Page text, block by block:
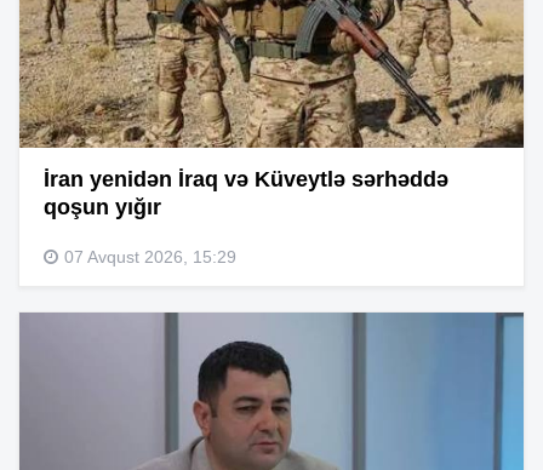
İran yenidən İraq və Küveytlə sərhəddə
qoşun yığır
07 Avqust 2026, 15:29